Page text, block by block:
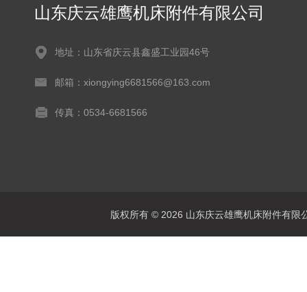
山东庆云雄鹰机床附件有限公司
地址：山东省庆云县鑫盛工业园46号
邮箱：xiongying6681566@163.com
传真：0534-6681566
版权所有 © 2026 山东庆云雄鹰机床附件有